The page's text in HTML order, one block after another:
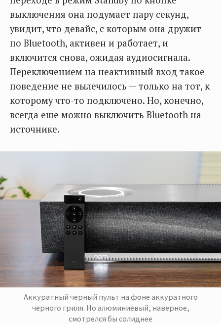
выключения она подумает пару секунд,
увидит, что девайс, с которым она дружит
по Bluetooth, активен и работает, и
включится снова, ожидая аудиосигнала.
Переключением на неактивный вход такое
поведение не вылечилось — только на тот, к
которому что-то подключено. Но, конечно,
всегда еще можно выключить Bluetooth на
источнике.
Аккуратный черный пульт на фоне аккуратного
черного гриля. Но алюминиевый, наверное,
смотрелся бы солиднее